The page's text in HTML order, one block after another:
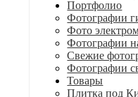
Портфолио
Фотографии
Фото
Фотографии
Свежие
Фотографии
Товары
Плитка под